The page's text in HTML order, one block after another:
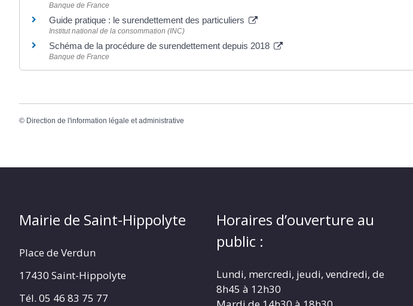
Banque de France
Guide pratique : le surendettement des particuliers
Institut national de la consommation (INC)
Schéma de la procédure de surendettement depuis 2018
Banque de France
© Direction de l'information légale et administrative
Mairie de Saint-Hippolyte
Place de Verdun
17430 Saint-Hippolyte
Tél. 05 46 83 75 77
Horaires d’ouverture au
public :
Lundi, mercredi, jeudi, vendredi, de
8h45 à 12h30